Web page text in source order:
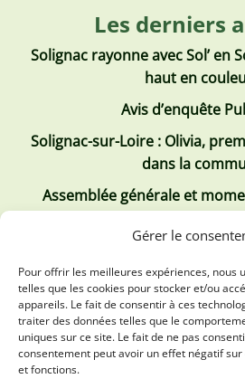
Gérer le
Pour offrir les meilleures expériences, nous
telles que les cookies pour stocker et/ou
appareils. Le fait de consentir à ces
traiter des données telles que le
uniques sur ce site. Le fait de ne pas
consentement peut avoir un effet négatif
et fonctions.
Les derniers
Solignac rayonne avec Sol’ en
haut en
Avis d’enquête
Solignac-sur-Loire : Olivia,
dans la
Assemblée générale et
Les derniers
Conseil municipal 2
Conseil Municipal du